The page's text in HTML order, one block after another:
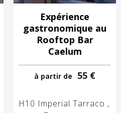
Expérience
gastronomique au
Rooftop Bar
Caelum
à partir de 55 €
H10 Imperial Tarraco